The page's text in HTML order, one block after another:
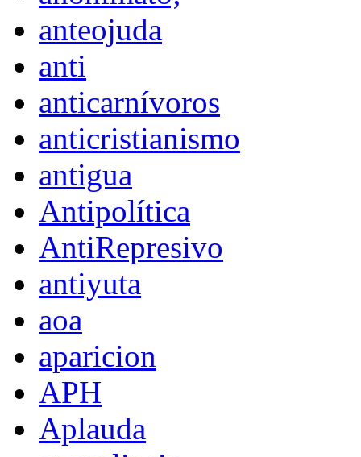
anteojuda
anti
anticarnívoros
anticristianismo
antigua
Antipolítica
AntiRepresivo
antiyuta
aoa
aparicion
APH
Aplauda